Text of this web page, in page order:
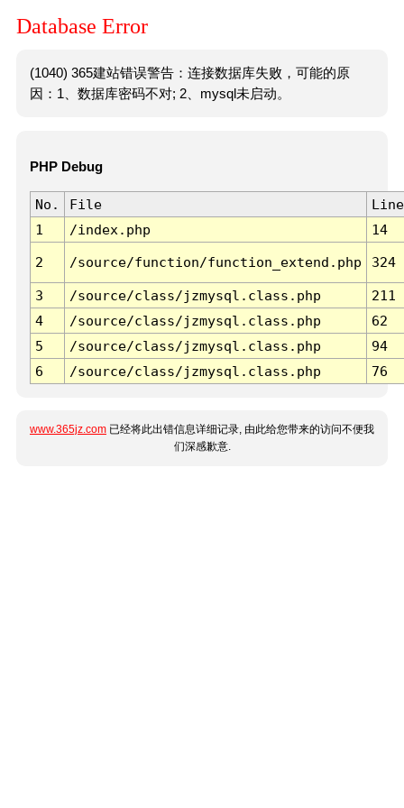
Database Error
(1040) 365建站错误警告：连接数据库失败，可能的原
因：1、数据库密码不对; 2、mysql未启动。
PHP Debug
No. File
Line
1
/index.php 14
2 /source/function/function_extend.php 324
3 /source/class/jzmysql.class.php
211
4
/source/class/jzmysql.class.php
62
5
/source/class/jzmysql.class.php
94
6
/source/class/jzmysql.class.php 76
www.365jz.com 已经将此出错信息详细记录, 由此给您带来的访问不便我
们深感歉意.